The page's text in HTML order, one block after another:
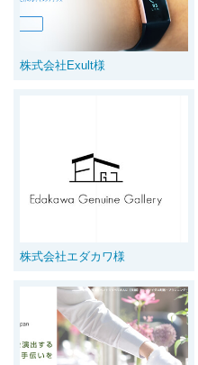
株式会社Exult様
株式会社エダカワ様